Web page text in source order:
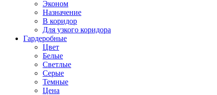
Эконом
Назначение
В коридор
Для узкого коридора
Гардеробные
Цвет
Белые
Светлые
Серые
Темные
Цена